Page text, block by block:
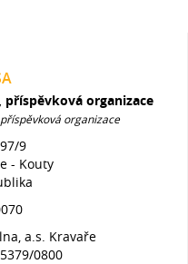
organizace
organizace
9
- Kouty
a.s. Kravaře
0800